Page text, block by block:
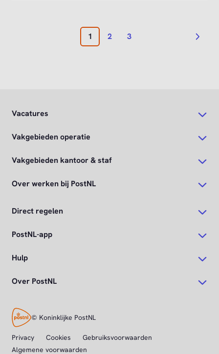
Vacatures
Vakgebieden operatie
Vakgebieden kantoor & staf
Over werken bij PostNL
Direct regelen
PostNL-app
Hulp
Over PostNL
© Koninklijke PostNL
Privacy Cookies
Gebruiksvoorwaarden
Algemene voorwaarden